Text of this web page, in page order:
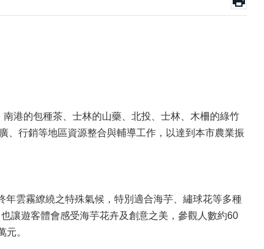
港的包種茶、士林的山藥、北投、士林、木柵的綠竹
、行銷等地區資源整合與輔導工作，以達到本市農業振
雲霧繚繞之特殊氣候，特別適合海芋、繡球花等多種
讓遊客體會感受海芋花卉及創意之美，參觀人數約60
。